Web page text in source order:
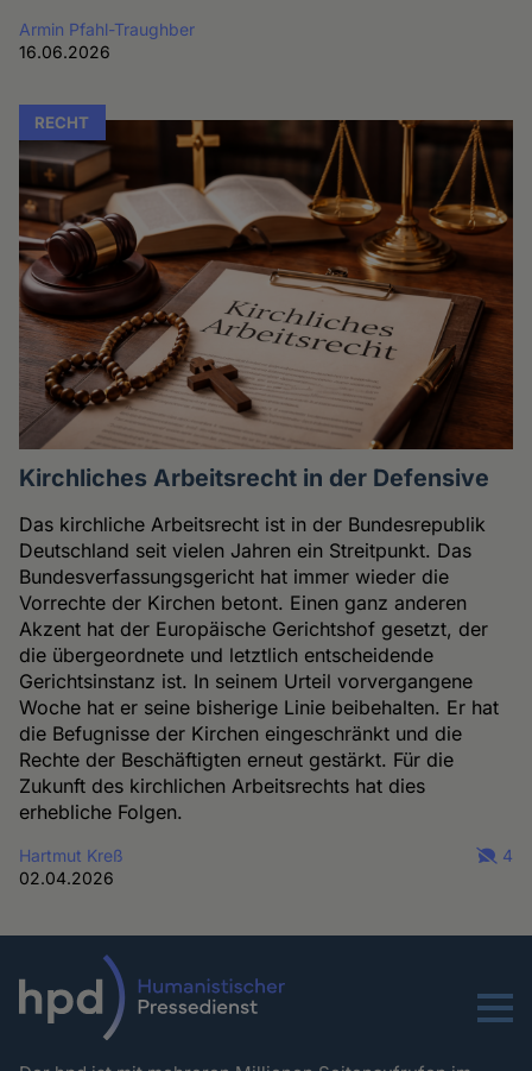
Armin Pfahl-Traughber
16.06.2026
RECHT
Kirchliches Arbeitsrecht in der Defensive
Das kirchliche Arbeitsrecht ist in der Bundesrepublik
Deutschland seit vielen Jahren ein Streitpunkt. Das
Bundesverfassungsgericht hat immer wieder die
Vorrechte der Kirchen betont. Einen ganz anderen
Akzent hat der Europäische Gerichtshof gesetzt, der
die übergeordnete und letztlich entscheidende
Gerichtsinstanz ist. In seinem Urteil vorvergangene
Woche hat er seine bisherige Linie beibehalten. Er hat
die Befugnisse der Kirchen eingeschränkt und die
Rechte der Beschäftigten erneut gestärkt. Für die
Zukunft des kirchlichen Arbeitsrechts hat dies
erhebliche Folgen.
Hartmut Kreß
02.04.2026
4
Menu